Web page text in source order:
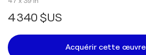
4 340 $US
Acquérir cette œuvre